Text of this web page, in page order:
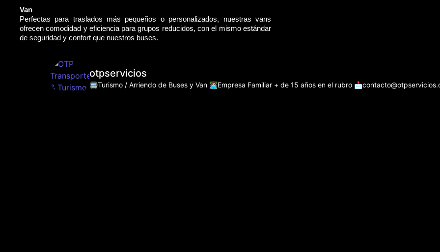
Van
Perfectas para traslados más pequeños o personalizados, nuestras vans
ofrecen comodidad y eficiencia para grupos reducidos, con el mismo estándar
de seguridad y confort que nuestros buses.
otpservicios
🚍Turismo / Arriendo de Buses y Van 👩‍💻Empresa Familiar + de 15 años en el rubro